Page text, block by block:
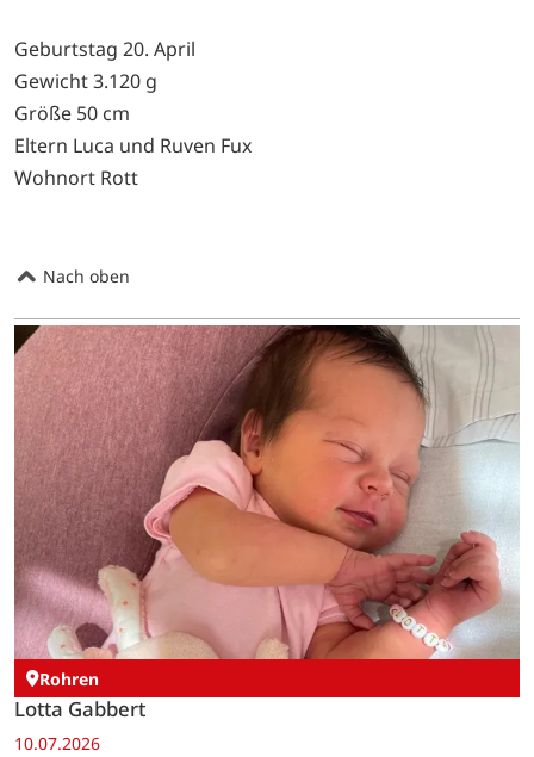
Geburtstag 20. April
Gewicht 3.120 g
Größe 50 cm
Eltern Luca und Ruven Fux
Wohnort Rott
Nach oben
Rohren
Lotta Gabbert
10.07.2026